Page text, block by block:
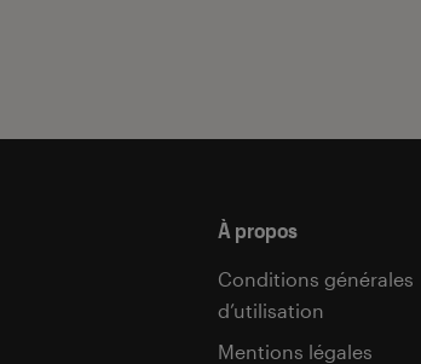
À propos
Conditions générales
d’utilisation
Mentions légales